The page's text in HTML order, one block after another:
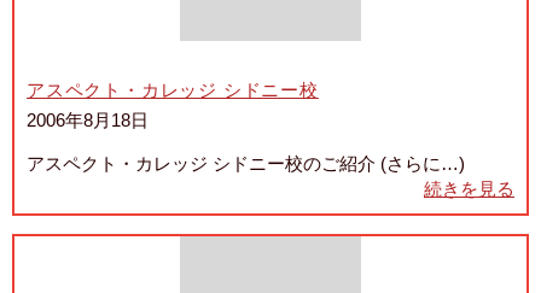
アスペクト・カレッジ シドニー校
2006年8月18日
アスペクト・カレッジ シドニー校のご紹介 (さらに…)
続きを見る